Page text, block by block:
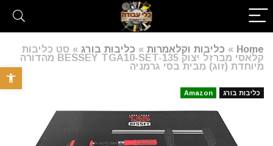
פתח
Home
» כליבות וקלאמרות » כליבות בורג » סט כליבות
קלאסי מברזל יצוק BESSEY TGA10-SET-135 מהדורה
מיוחדת (זוג) מבית בסי גרמניה
כליבות בורג Amazon